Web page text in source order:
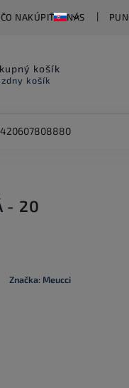
NAKÚPIŤ U NÁS
košík
košík
PIERCING
- 20
Značka: Meucci